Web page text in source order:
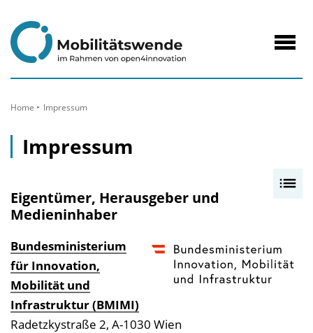
Inhalt
Home Impressum
Impressum
l
Eigentümer, Herausgeber und
Medieninhaber
Bundesministerium
für Innovation,
Mobilität und
Infrastruktur (BMIMI)
Radetzkystraße 2, A-1030 Wien